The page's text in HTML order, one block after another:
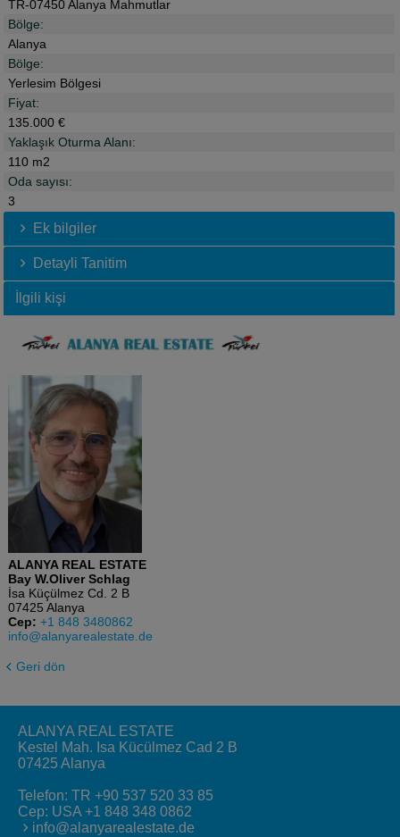
TR-07450 Alanya Mahmutlar
Bölge:
Alanya
Bölge:
Yerlesim Bölgesi
Fiyat:
135.000 €
Yaklaşık Oturma Alanı:
110 m2
Oda sayısı:
3
Ek bilgiler
Detayli Tanitim
İlgili kişi
ALANYA REAL ESTATE
Bay W.Oliver Schlag
İsa Küçülmez Cd. 2 B
07425 Alanya
Cep: +1 848 3480862
info@alanyarealestate.de
Geri dön
ALANYA REAL ESTATE
Kestel Mah. Isa Kücülmez Cad 2 B
07425 Alanya
Telefon: TR +90 537 520 33 85
Cep: USA +1 848 348 0862
info@alanyarealestate.de